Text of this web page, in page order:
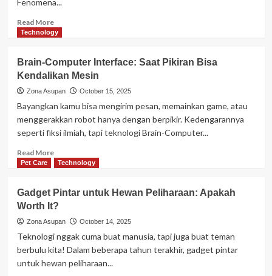
Indonesia
Koloni
di
Fenomena...
Read MoreRead
more
Influencer:
Manusia
Palsu
yang
Terkenal
dari
Technology
Brain-Computer Interface: Saat Pikiran Bisa
Kendalikan Mesin
Zona Asupan October 15, 2025
Bayangkan kamu bisa mengirim pesan, memainkan game, atau
menggerakkan robot hanya dengan berpikir. Kedengarannya
seperti fiksi ilmiah, tapi teknologi Brain-Computer...
Read MoreRead
more
Computer
Interface:
Saat
Pikiran
Bisa
Kendalikan
Mesin
Pet Care Technology
Gadget Pintar untuk Hewan Peliharaan: Apakah
Worth It?
Zona Asupan October 14, 2025
Teknologi nggak cuma buat manusia, tapi juga buat teman
berbulu kita! Dalam beberapa tahun terakhir, gadget pintar
untuk hewan peliharaan...